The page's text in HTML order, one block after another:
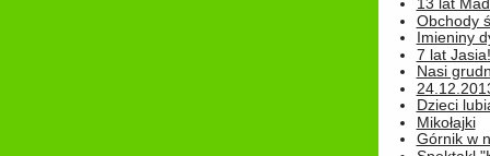
Obchody
Imieniny
7 lat Jasia!
Nasi
Dzieci
Mikołajki
Górnik w